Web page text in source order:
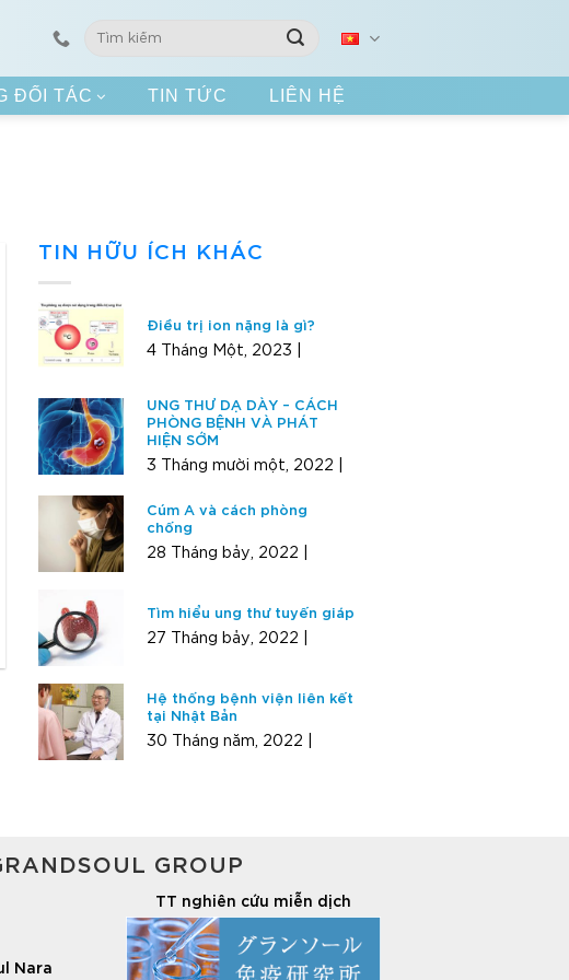
ĐỐI TÁC TIN TỨC LIÊN HỆ
TIN HỮU ÍCH KHÁC
Điều trị ion nặng là gì?
4 Tháng Một, 2023 |
UNG THƯ DẠ DÀY – CÁCH
PHÒNG BỆNH VÀ PHÁT
HIỆN SỚM
3 Tháng mười một, 2022 |
Cúm A và cách phòng
chống
28 Tháng bảy, 2022 |
Tìm hiểu ung thư tuyến giáp
27 Tháng bảy, 2022 |
Hệ thống bệnh viện liên kết
tại Nhật Bản
30 Tháng năm, 2022 |
GROUP
Nara
TT nghiên cứu miễn dịch